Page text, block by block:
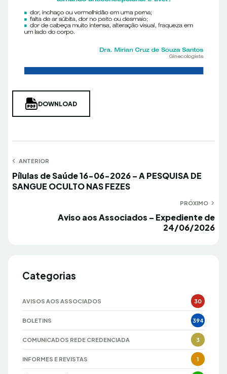
DOWNLOAD
Navegação
de
ANTERIOR
Anterior
Pílulas de Saúde 16-06-2026 – A PESQUISA DE
SANGUE OCULTO NAS FEZES
PRÓXIMO
Aviso aos Associados – Expediente de
24/06/2026
Categorias
AVISOS AOS ASSOCIADOS 30
BOLETINS 394
COMUNICADOS REDE CREDENCIADA 3
INFORMES E REVISTAS 1